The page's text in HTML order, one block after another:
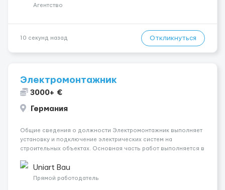
Агентство
10 секунд назад Откликнуться
Электромонтажник
3000+ €
Германия
Общие сведения о должности Электромонтажник выполняет
установку и подключение электрических систем на
строительных объектах. Основная часть работ выполняется в
делаем только для профессионалов с доказательным
портфолио Обязанности ...
Uniart Bau
Прямой работодатель